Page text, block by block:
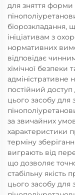
для зняття
біорозкладання,
ініціативам з
нормативних
відповідає
хімічної
адміністративне
постійний доступ
цього засобу
за звичайних
характеристики
терміну
виграють від
що дозволяє
стабільну якість
цього засобу